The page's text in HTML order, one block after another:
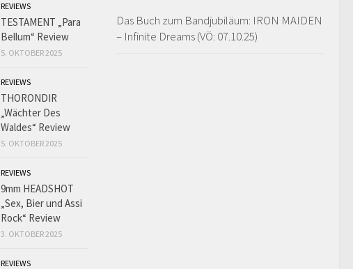
Das Buch zum Bandjubiläum: IRON MAIDEN
– Infinite Dreams (VÖ: 07.10.25)
REVIEWS
TESTAMENT „Para
Bellum“ Review
5. OKTOBER 2025
REVIEWS
THORONDIR
„Wächter Des
Waldes“ Review
5. OKTOBER 2025
REVIEWS
9mm HEADSHOT
„Sex, Bier und Assi
Rock“ Review
3. OKTOBER 2025
REVIEWS